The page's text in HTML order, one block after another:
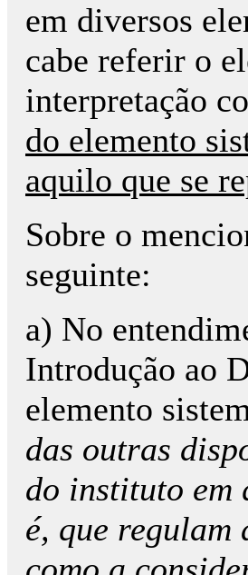
em diversos
cabe referir o
interpretação
do elemento
aquilo que se
Sobre o
seguinte:
a) No
Introdução ao
elemento
das outras
do instituto em
é, que regulam